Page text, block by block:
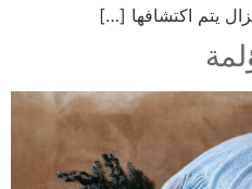
يتم اكتشافها […]